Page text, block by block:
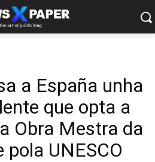
a España unha
que opta a
Obra Mestra da
pola UNESCO